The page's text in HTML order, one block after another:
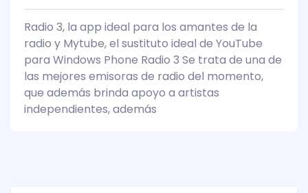
Radio 3, la app ideal para los amantes de la
radio y Mytube, el sustituto ideal de YouTube
para Windows Phone Radio 3 Se trata de una de
las mejores emisoras de radio del momento,
que además brinda apoyo a artistas
independientes, además